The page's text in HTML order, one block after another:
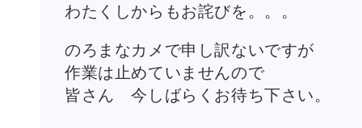
わたくしからもお詫びを。。。
のろまなカメで申し訳ないですが
作業は止めていませんので
皆さん 今しばらくお待ち下さい。